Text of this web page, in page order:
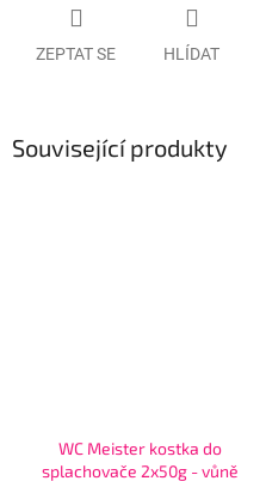
ZEPTAT SE HLÍDAT
Související produkty
WC Meister kostka do
splachovače 2x50g - vůně